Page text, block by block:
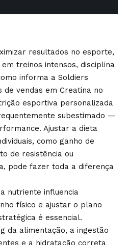
resultados no esporte,
treinos intensos, disciplina
informa a Soldiers
vendas em Creatina no
esportiva personalizada
subestimado —
Ajustar a dieta
como ganho de
de resistência ou
pode fazer toda a diferença
nutriente influencia
físico e ajustar o plano
é essencial.
da alimentação, a ingestão
e a hidratação correta